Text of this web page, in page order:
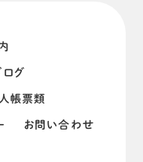
ログ
帳票類
お問い合わせ